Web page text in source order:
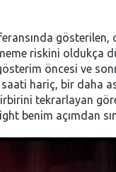
riskini oldukça
öncesi ve
saati hariç, bir daha
tekrarlayan
benim açımdan